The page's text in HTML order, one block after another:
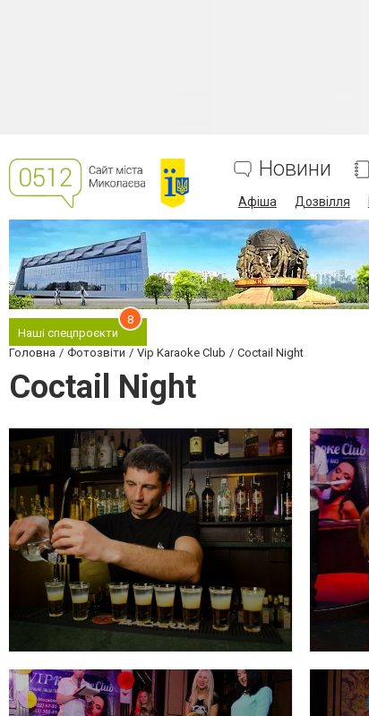
Новини
Афіша Дозвілля
Наші спецпроєкти
8
Головна Фотозвіти Vip Karaoke Club Coctail Night
Coctail Night